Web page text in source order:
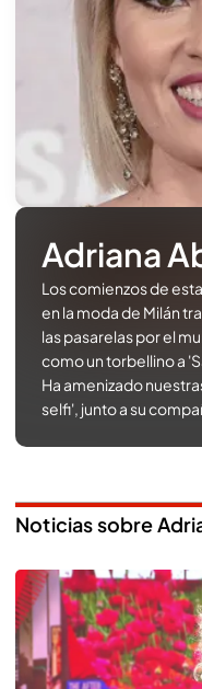
Adriana
Los comienzos de
en la moda de Milán
las pasarelas por el
como un torbellino a
Ha amenizado
selfi', junto a su
Noticias sobre